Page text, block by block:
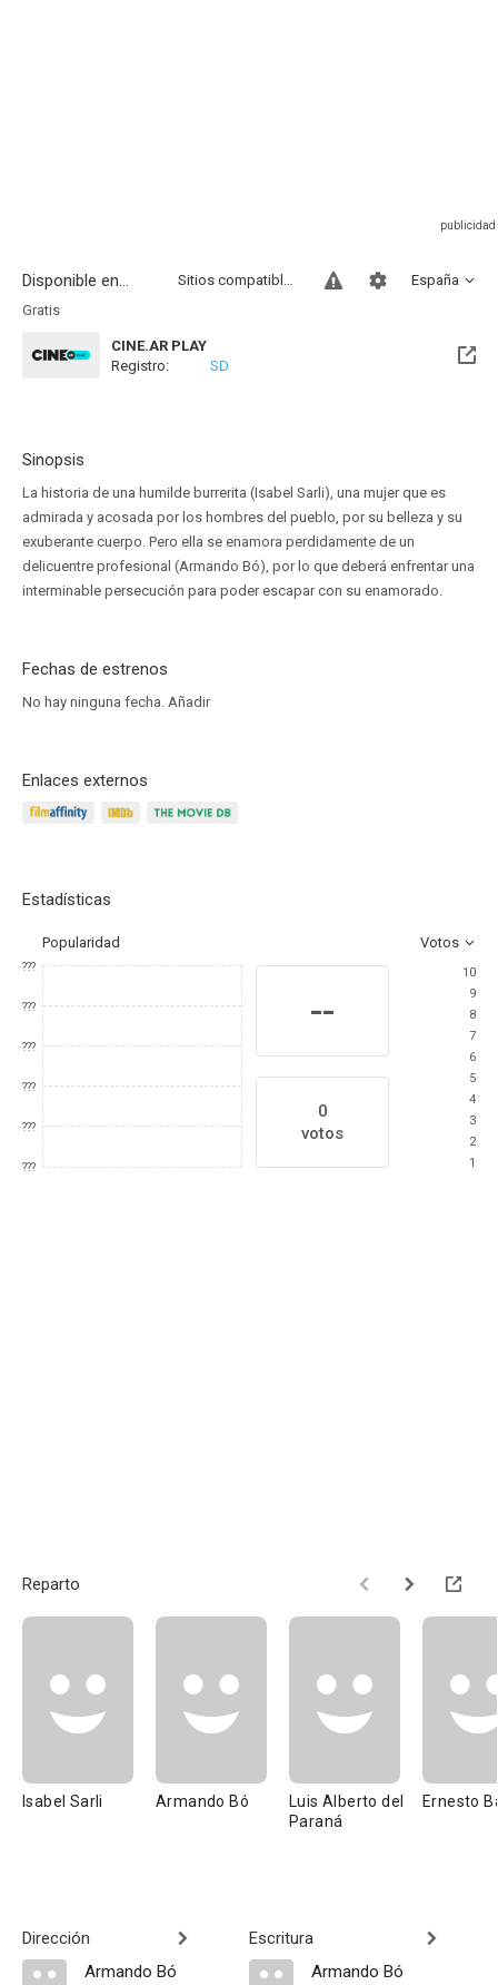
Disponible en... España
Sitios compatibles
Gratis
CINE.AR PLAY
Registro:
SD
Sinopsis
La historia de una humilde burrerita (Isabel Sarli), una mujer que es
admirada y acosada por los hombres del pueblo, por su belleza y su
exuberante cuerpo. Pero ella se enamora perdidamente de un
delicuentre profesional (Armando Bó), por lo que deberá enfrentar una
interminable persecución para poder escapar con su enamorado.
Fechas de estrenos
No hay ninguna fecha. Añadir
Enlaces externos
Estadísticas
Popularidad Votos
???
???
???
???
???
???
--
0
votos
10
9
8
7
6
5
4
3
2
1
Reparto
Isabel Sarli Armando Bó
Luis Alberto del
Paraná
Ernesto
Dirección
Armando Bó
Escritura
Armando Bó